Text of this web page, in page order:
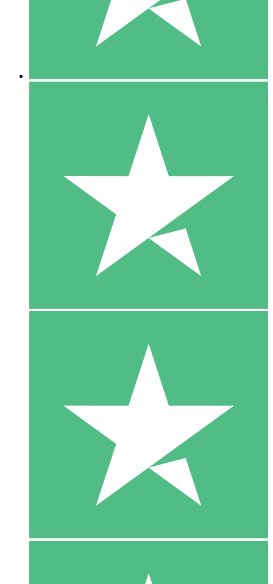
1000
10 Downloads
20 00